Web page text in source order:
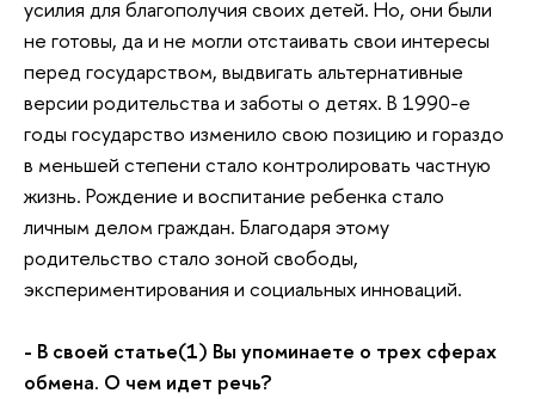
усилия для благополучия своих детей. Но, они были
не готовы, да и не могли отстаивать свои интересы
перед государством, выдвигать альтернативные
версии родительства и заботы о детях. В 1990-е
годы государство изменило свою позицию и гораздо
в меньшей степени стало контролировать частную
жизнь. Рождение и воспитание ребенка стало
личным делом граждан. Благодаря этому
родительство стало зоной свободы,
экспериментирования и социальных инноваций.
- В своей статье(1) Вы упоминаете о трех сферах
обмена. О чем идет речь?